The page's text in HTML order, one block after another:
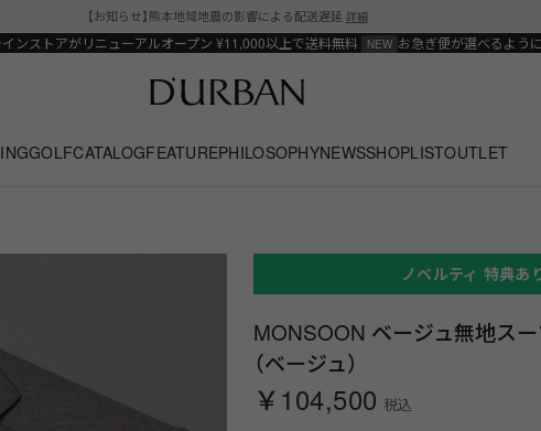
【お知らせ】熊本地域地震の影響による配送遅延 詳細
ンストアがリニューアルオープン ¥11,000以上で送料無料 お急ぎ便が選べるよう
GOLFCATALOGFEATUREPHILOSOPHYNEWSSHOPLISTOUTLET
ノベルティ 特典あ
MONSOON ベージュ無地スー
（ベージュ）
￥104,500 税込